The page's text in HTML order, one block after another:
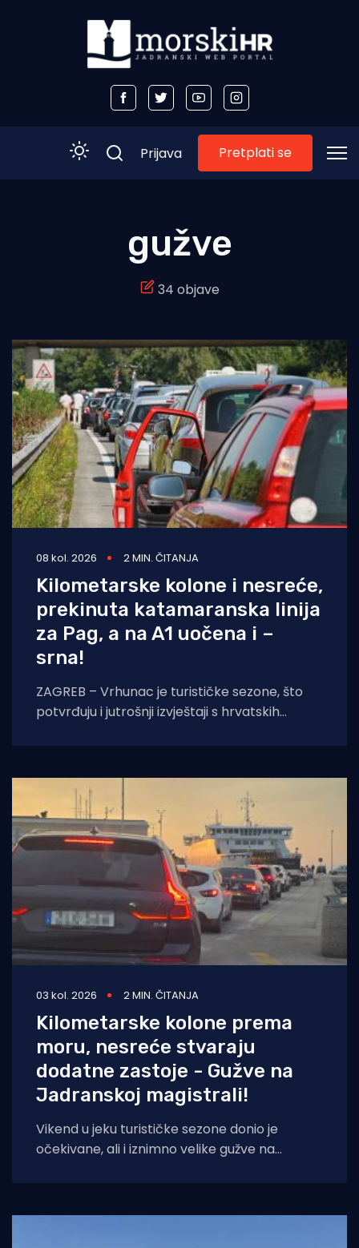
Otoci
Turizam i nautika
Pomorstvo
Ribolov
Ekologija
Tradicija i kultura
Prijava Pretplati se
gužve
34 objave
08 kol. 2026 2 MIN. ČITANJA
Kilometarske kolone i nesreće,
prekinuta katamaranska linija
za Pag, a na A1 uočena i –
srna!
ZAGREB – Vrhunac je turističke sezone, što
potvrđuju i jutrošnji izvještaji s hrvatskih
većini cesta
03 kol. 2026 2 MIN. ČITANJA
Kilometarske kolone prema
moru, nesreće stvaraju
dodatne zastoje - Gužve na
Jadranskoj magistrali!
Vikend u jeku turističke sezone donio je
očekivane, ali i iznimno velike gužve na
na